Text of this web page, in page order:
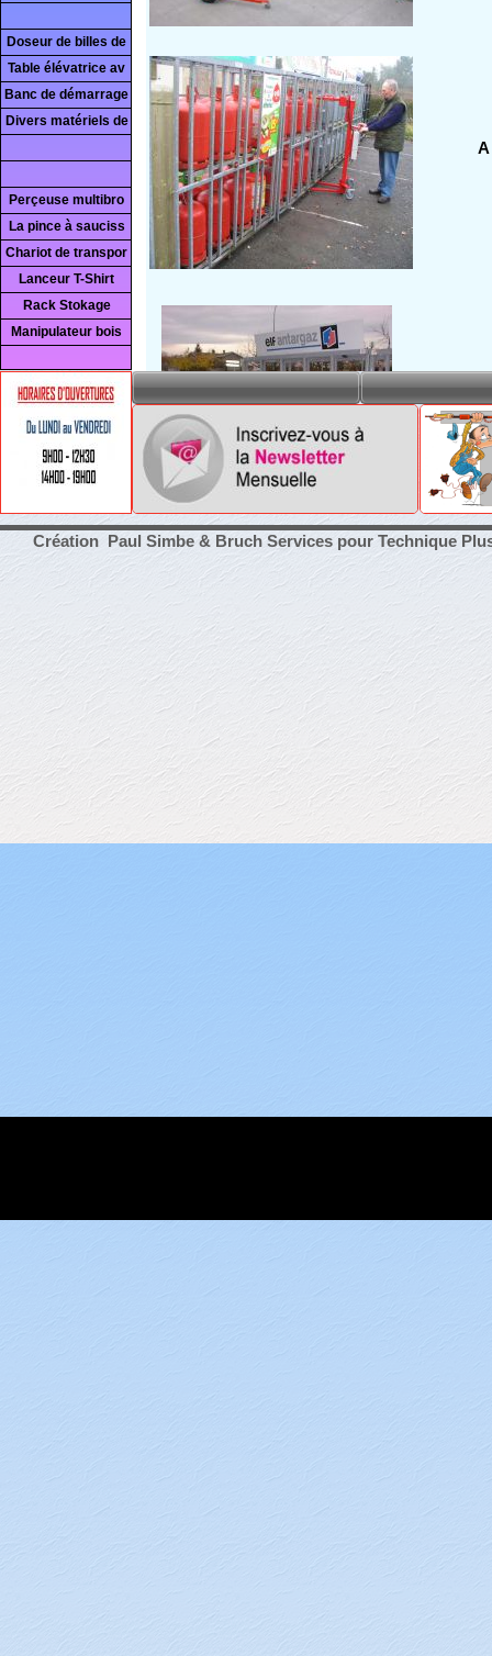
Doseur de billes de
Table élévatrice av
Banc de démarrage
Divers matériels de
Perçeuse multibro
La pince à sauciss
Chariot de transpor
Lanceur T-Shirt
Rack Stokage
Manipulateur bois
Création Paul Simbe & Bruch Services pour Technique